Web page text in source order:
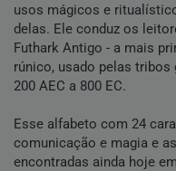
usos mágicos e
delas. Ele conduz os
Futhark Antigo - a mais
rúnico, usado pelas tribos
200 AEC a 800 EC.
Esse alfabeto com 24
comunicação e magia e
encontradas ainda hoje